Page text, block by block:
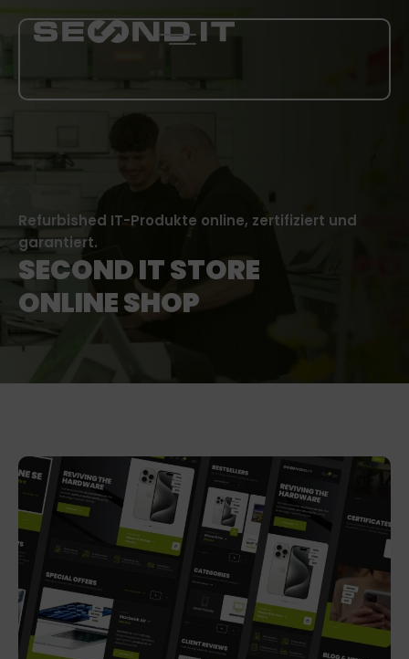
KARRIERE
MEHR
Refurbished IT-Produkte online, zertifiziert und
garantiert.
SECOND IT STORE
ONLINE SHOP